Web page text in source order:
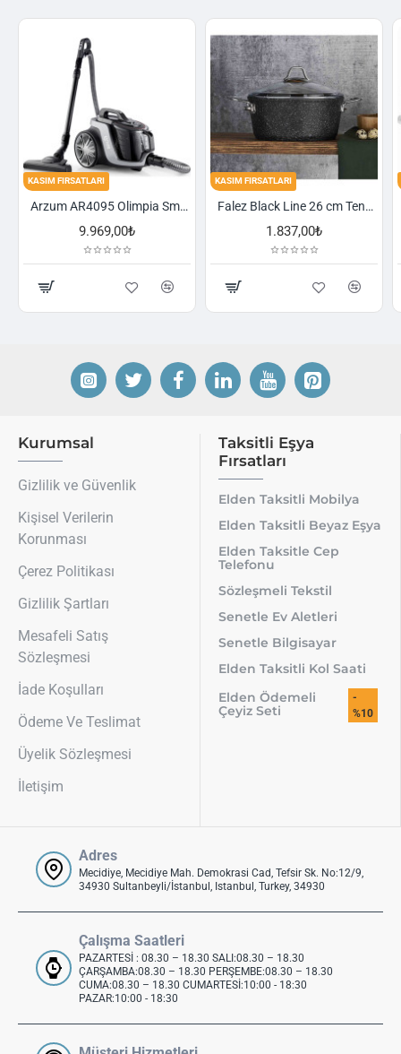
Arzum AR4095 Olimpia Smart Cyclone Filtreli Süpürge - Füme Falez Black Line 26 cm Tencere
KASIM FIRSATLARI
Kurumsal
Gizlilik ve Güvenlik
Kişisel Verilerin
Korunması
Çerez Politikası
Gizlilik Şartları
Mesafeli Satış
Sözleşmesi
İade Koşulları
Ödeme Ve Teslimat
Üyelik Sözleşmesi
İletişim
Taksitli Eşya
Fırsatları
Elden Taksitli Mobilya
Elden Taksitli Beyaz Eşya
Elden Taksitle Cep
Telefonu
Sözleşmeli Tekstil
Senetle Ev Aletleri
Senetle Bilgisayar
Elden Taksitli Kol Saati
Elden Ödemeli
Çeyiz Seti
-
%10
Adres
Mecidiye, Mecidiye Mah. Demokrasi Cad, Tefsir Sk. No:12/9,
34930 Sultanbeyli/İstanbul, Istanbul, Turkey, 34930
Çalışma Saatleri
PAZARTESİ : 08.30 – 18.30 SALI:08.30 – 18.30
ÇARŞAMBA:08.30 – 18.30 PERŞEMBE:08.30 – 18.30
CUMA:08.30 – 18.30 CUMARTESİ:10:00 - 18:30
PAZAR:10:00 - 18:30